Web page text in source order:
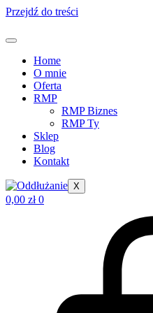
Przejdź do treści
Home
O mnie
Oferta
RMP
RMP Biznes
RMP Ty
Sklep
Blog
Kontakt
X
0,00 zł 0